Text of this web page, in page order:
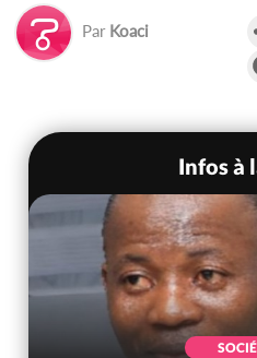
Par Koaci
Infos à